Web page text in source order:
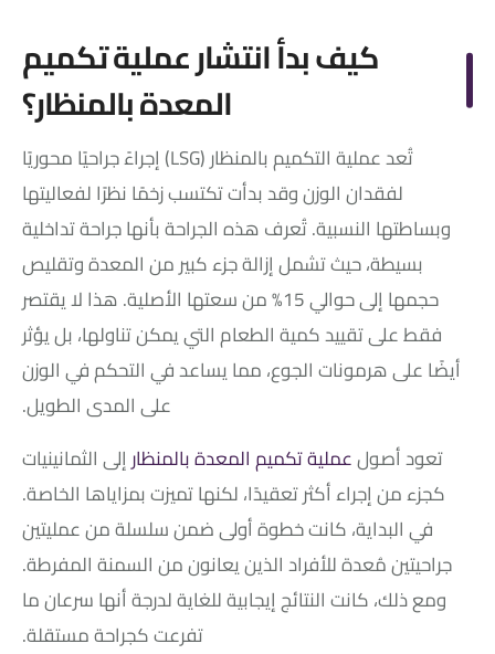
كيف بدأ انتشار عملية تكميم
المعدة بالمنظار؟
تُعد عملية التكميم بالمنظار (LSG) إجراءً جراحيًا محوريًا
لفقدان الوزن وقد بدأت تكتسب زخمًا نظرًا لفعاليتها
وبساطتها النسبية. تُعرف هذه الجراحة بأنها جراحة تداخلية
بسيطة، حيث تشمل إزالة جزء كبير من المعدة وتقليص
حجمها إلى حوالي 15% من سعتها الأصلية. هذا لا يقتصر
فقط على تقييد كمية الطعام التي يمكن تناولها، بل يؤثر
أيضًا على هرمونات الجوع، مما يساعد في التحكم في الوزن
على المدى الطويل.
تعود أصولعملية تكميم المعدة بالمنظارإلى الثمانينيات
كجزء من إجراء أكثر تعقيدًا، لكنها تميزت بمزاياها الخاصة.
في البداية، كانت خطوة أولى ضمن سلسلة من عمليتين
جراحيتين مُعدة للأفراد الذين يعانون من السمنة المفرطة.
ومع ذلك، كانت النتائج إيجابية للغاية لدرجة أنها سرعان ما
تفرعت كجراحة مستقلة.